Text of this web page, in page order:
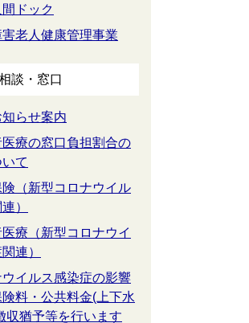
ドック
老人健康管理事業
談・窓口
らせ案内
療の窓口負担割合の
て
（新型コロナウイル
）
療（新型コロナウイ
連）
イルス感染症の影響
料・公共料金(上下水
収猶予等を行います